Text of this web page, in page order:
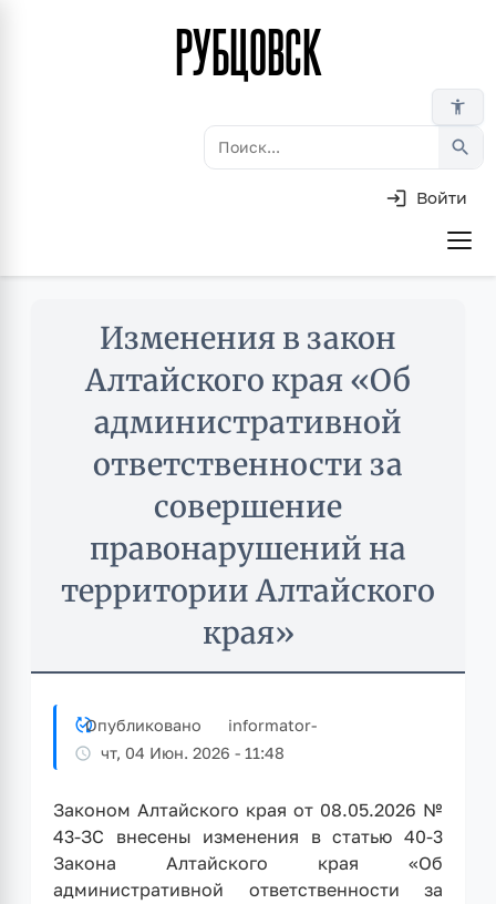
content
РУБЦОВСК
accessibility_new
search
Войти
Изменения в закон
Алтайского края «Об
административной
ответственности за
совершение
правонарушений на
территории Алтайского
края»
Опубликовано informator-
чт, 04 Июн. 2026 - 11:48
Законом Алтайского края от 08.05.2026 №
43-ЗС внесены изменения в статью 40-3
Закона Алтайского края «Об
административной ответственности за